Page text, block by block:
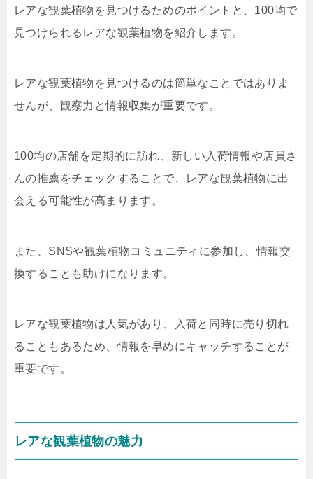
レアな観葉植物を見つけるためのポイントと、100均で
見つけられるレアな観葉植物を紹介します。
レアな観葉植物を見つけるのは簡単なことではありま
せんが、観察力と情報収集が重要です。
100均の店舗を定期的に訪れ、新しい入荷情報や店員さ
んの推薦をチェックすることで、レアな観葉植物に出
会える可能性が高まります。
また、SNSや観葉植物コミュニティに参加し、情報交
換することも助けになります。
レアな観葉植物は人気があり、入荷と同時に売り切れ
ることもあるため、情報を早めにキャッチすることが
重要です。
レアな観葉植物の魅力